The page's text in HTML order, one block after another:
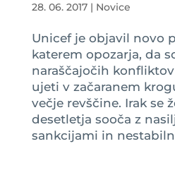
28. 06. 2017| Novice
Unicef je objavil novo
katerem opozarja, da
naraščajočih
ujeti v začaranem
večje revščine. Irak se
desetletja sooča z
sankcijami in